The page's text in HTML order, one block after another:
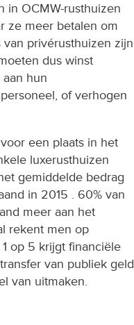
in OCMW-rusthuizen
ze meer betalen om
privérusthuizen zijn
dus winst
hun
of verhogen
een plaats in het
luxerusthuizen
gemiddelde bedrag
in 2015 . 60% van
meer aan het
rekent men op
op 5 krijgt financiële
van publiek geld
van uitmaken.